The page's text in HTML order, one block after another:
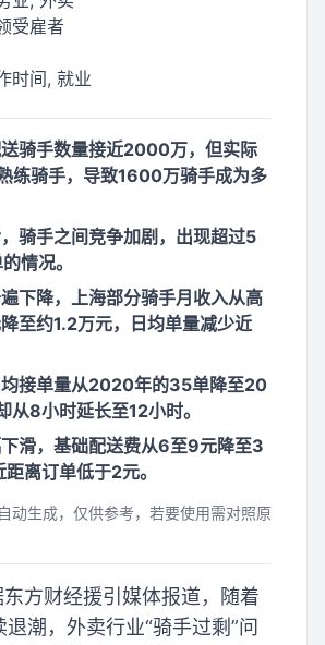
受雇者
时间, 就业
骑手数量接近2000万，但实际
练骑手，导致1600万骑手成为多
骑手之间竞争加剧，出现超过5
情况。
下降，上海部分骑手月收入从高
至约1.2万元，日均单量减少近
接单量从2020年的35单降至20
从8小时延长至12小时。
滑，基础配送费从6至9元降至3
离订单低于2元。
动生成，仅供参考，若要使用需对照原
方财经援引媒体报道，随着
潮，外卖行业“骑手过剩”问